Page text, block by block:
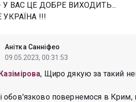
У ВАС ЦЕ ДОБРЕ ВИХОДИТЬ...
УКРАЇНА !!!
Анітка Санніфео
09.05.2023, 00:31:53
, Щиро дякую за такий
обов'язково повернемося в